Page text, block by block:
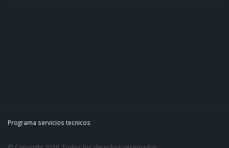
Programa servicios tecnicos